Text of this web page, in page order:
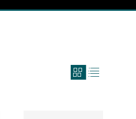
View
search